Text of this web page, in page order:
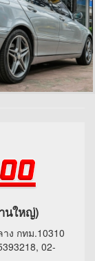
นใหญ่)
ง กทม.10310
02-